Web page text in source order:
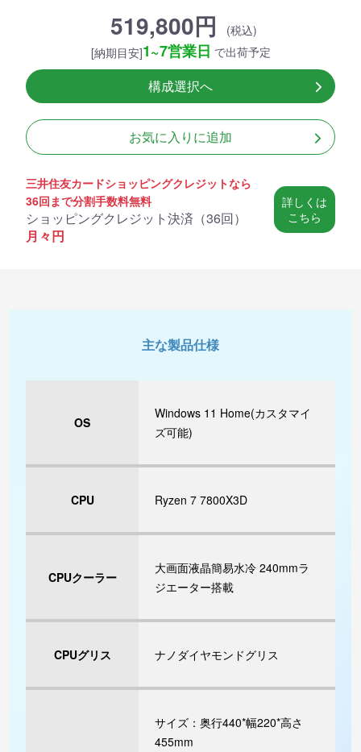
519,800円
(税込)
[納期目安]1~7営業日 で出荷予定
構成選択へ
お気に入りに追加
三井住友カードショッピングクレジットなら
36回まで分割手数料無料
ショッピングクレジット決済（36回）
月々円
詳しくは
こちら
主な製品仕様
OS
Windows 11 Home(カスタマイ
ズ可能)
CPU Ryzen 7 7800X3D
CPUクーラー
大画面液晶簡易水冷 240mmラ
ジエーター搭載
CPUグリス ナノダイヤモンドグリス
サイズ：奥行440*幅220*高さ
455mm